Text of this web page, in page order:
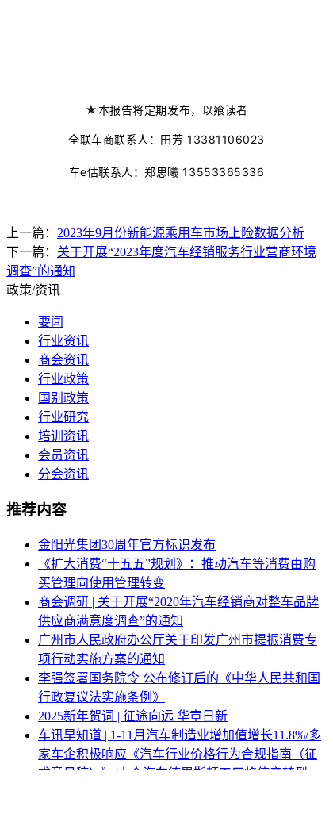
★本报告将定期发布，以飨读者
全联车商联系人：田芳 13381106023
车e估联系人：郑思曦 13553365336
上一篇： ​2023年9月份新能源乘用车市场上险数据分析
下一篇： 关于开展“2023年度汽车经销服务行业营商环境
调查”的通知
政策/资讯
要闻
行业资讯
商会资讯
行业政策
国别政策
行业研究
培训资讯
会员资讯
分会资讯
推荐内容
金阳光集团30周年官方标识发布
《扩大消费“十五五”规划》：推动汽车等消费由购
买管理向使用管理转变
商会调研 | 关于开展“2020年汽车经销商对整车品牌
供应商满意度调查”的通知
广州市人民政府办公厅关于印发广州市提振消费专
项行动实施方案的通知
李强签署国务院令 公布修订后的《中华人民共和国
行政复议法实施条例》
2025新年贺词 | 征途向远 华章日新
车讯早知道 | 1-11月汽车制造业增加值增长11.8%/多
家车企积极响应《汽车行业价格行为合规指南（征
求意见稿）》/大众汽车德累斯顿工厂将停产转型